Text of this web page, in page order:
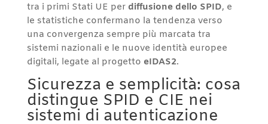
tra i primi Stati UE per diffusione dello SPID, e
le statistiche confermano la tendenza verso
una convergenza sempre più marcata tra
sistemi nazionali e le nuove identità europee
digitali, legate al progetto eIDAS2.
Sicurezza e semplicità: cosa
distingue SPID e CIE nei
sistemi di autenticazione